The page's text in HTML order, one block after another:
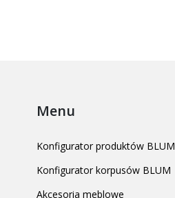
Menu
Konfigurator produktów BLUM
Konfigurator korpusów BLUM
Akcesoria meblowe